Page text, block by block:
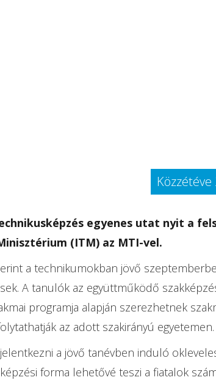
Közzétéve
egyenes utat nyit a
(ITM) az MTI-vel.
a technikumokban jövő
A tanulók az együttműködő
programja alapján szerezhetnek
az adott szakirányú egyetemen.
a jövő tanévben induló
forma lehetővé teszi a fiatalok